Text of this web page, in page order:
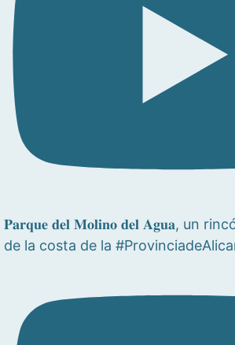
𝐏𝐚𝐫𝐪𝐮𝐞 𝐝𝐞𝐥 𝐌𝐨𝐥𝐢𝐧𝐨 𝐝𝐞𝐥 𝐀𝐠𝐮𝐚, un
de la costa de la